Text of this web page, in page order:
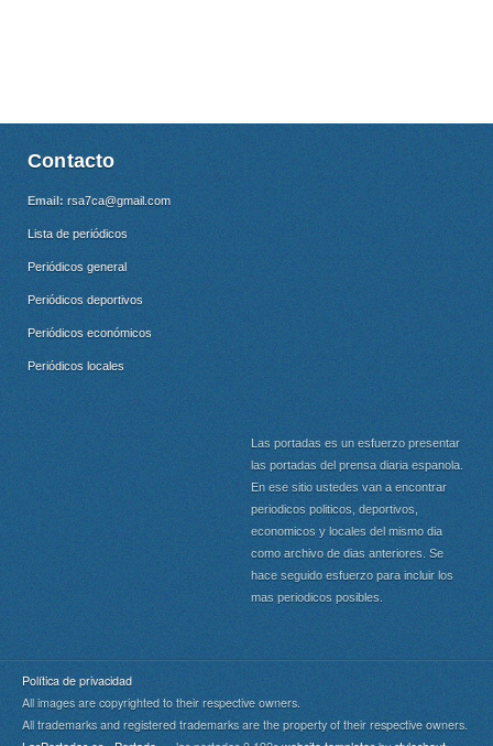
Contacto
Email: rsa7ca@gmail.com
Lista de periódicos
Periódicos general
Periódicos deportivos
Periódicos económicos
Periódicos locales
Las portadas es un esfuerzo presentar
las portadas del prensa diaria espanola.
En ese sitio ustedes van a encontrar
periodicos politicos, deportivos,
economicos y locales del mismo dia
como archivo de dias anteriores. Se
hace seguido esfuerzo para incluir los
mas periodicos posibles.
Política de privacidad
All images are copyrighted to their respective owners.
All trademarks and registered trademarks are the property of their respective owners.